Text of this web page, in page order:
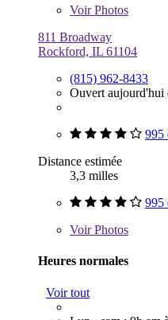
VoirPhotos
811 Broadway
Rockford, IL 61104
(815) 962-8433
Ouvert aujourd'hui
995
Distance estimée
3,3 milles
995
VoirPhotos
Heures normales
Voir tout